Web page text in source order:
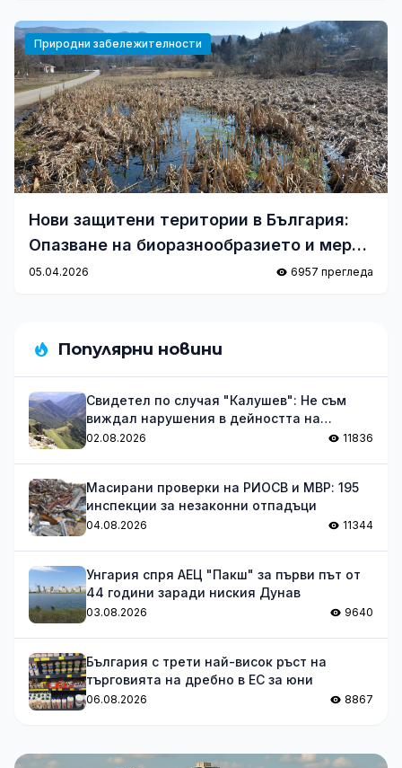
Природни забележителности
Нови защитени територии в България:
Опазване на биоразнообразието и мерки
за превенция
05.04.2026 6957 прегледа
Популярни новини
Свидетел по случая "Калушев": Не съм
виждал нарушения в дейността на
групата
02.08.2026 11836
Масирани проверки на РИОСВ и МВР: 195
инспекции за незаконни отпадъци
04.08.2026 11344
Унгария спря АЕЦ "Пакш" за първи път от
44 години заради ниския Дунав
03.08.2026 9640
България с трети най-висок ръст на
търговията на дребно в ЕС за юни
06.08.2026 8867